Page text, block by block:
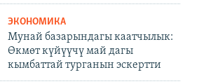
ЭКОНОМИКА
Мунай базарындагы каатчылык:
Өкмөт күйүүчү май дагы
кымбаттай турганын эскертти